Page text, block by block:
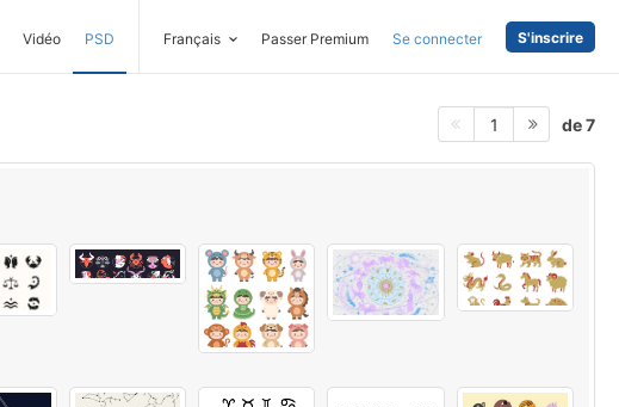
Vidéo PSD Français Passer Premium Se connecter S'inscrire
1 de 7